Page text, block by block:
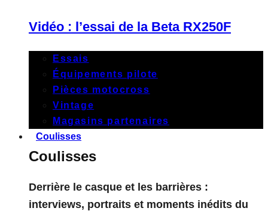
Vidéo : l’essai de la Beta RX250F
Essais
Équipements pilote
Pièces motocross
Vintage
Magasins partenaires
Coulisses
Coulisses
Derrière le casque et les barrières :
interviews, portraits et moments inédits du